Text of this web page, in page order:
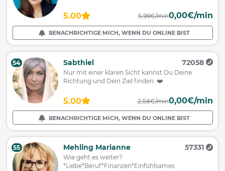
5.00 5,99€/min0,00€/min
BENACHRICHTIGE MICH, WENN DU ONLINE BIST
54 Sabthiel 72058
Nur mit einer klaren Sicht kannst Du Deine
Richtung und Dein Ziel finden. ❤️
5.00 2,58€/min0,00€/min
BENACHRICHTIGE MICH, WENN DU ONLINE BIST
55 Mehling Marianne 57331
Wie geht es weiter?
*Liebe*Beruf*Finanzen*Einfühlsames